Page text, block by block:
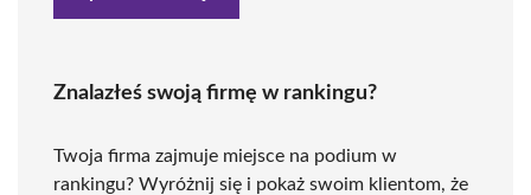
Znalazłeś swoją firmę w rankingu?
Twoja firma zajmuje miejsce na podium w
rankingu? Wyróżnij się i pokaż swoim klientom, że